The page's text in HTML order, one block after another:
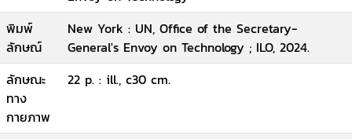
พิมพ์
ลักษณ์
New York : UN, Office of the Secretary-
General's Envoy on Technology ; ILO, 2024.
ลักษณะ
ทาง
กายภาพ
22 p. : ill., c30 cm.